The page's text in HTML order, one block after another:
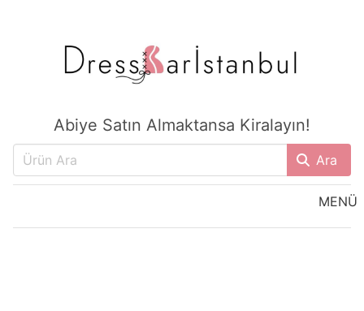
Abiye Satın Almaktansa Kiralayın!
Ara
MENÜ